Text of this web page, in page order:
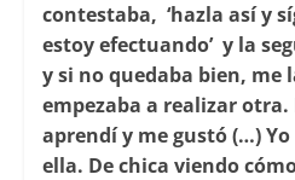
contestaba, ‘hazla así y
estoy efectuando’ y la
y si no quedaba bien, me
empezaba a realizar otra.
aprendí y me gustó (…)
ella. De chica viendo